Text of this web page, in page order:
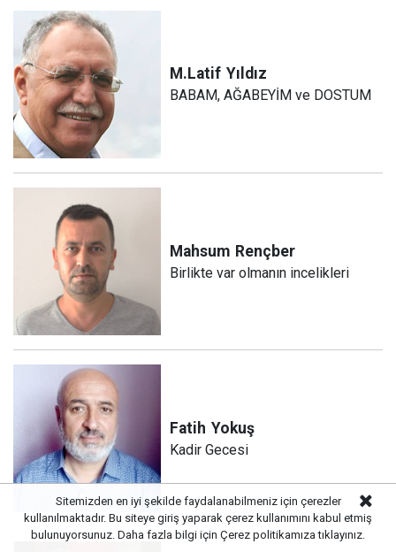
M.Latif Yıldız
BABAM, AĞABEYİM ve DOSTUM
Mahsum Rençber
Birlikte var olmanın incelikleri
Fatih Yokuş
Kadir Gecesi
Sitemizden en iyi şekilde faydalanabilmeniz için çerezler
kullanılmaktadır. Bu siteye giriş yaparak çerez kullanımını kabul etmiş
bulunuyorsunuz. Daha fazla bilgi için Çerez politikamıza tıklayınız.